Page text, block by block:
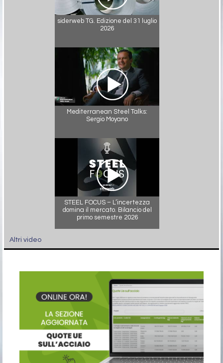
siderweb TG. Edizione del 31 luglio
2026
Mediterranean Steel Talks:
Sergio Moyano
STEEL FOCUS – L’incertezza
domina il mercato. Bilancio del
primo semestre 2026
Altri video